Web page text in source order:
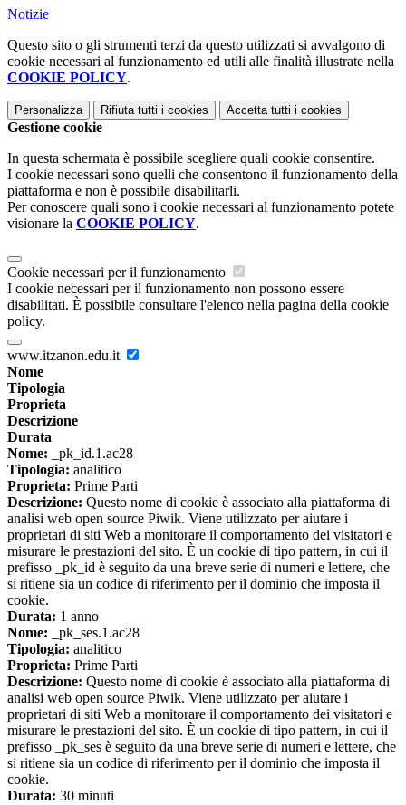
Notizie
Questo sito o gli strumenti terzi da questo utilizzati si avvalgono di
cookie necessari al funzionamento ed utili alle finalità illustrate nella
COOKIE POLICY.
Personalizza Rifiuta tutti i cookies Accetta tutti i cookies
Gestione cookie
In questa schermata è possibile scegliere quali cookie consentire.
I cookie necessari sono quelli che consentono il funzionamento della
piattaforma e non è possibile disabilitarli.
Per conoscere quali sono i cookie necessari al funzionamento potete
visionare la COOKIE POLICY.
Cookie necessari per il funzionamento
I cookie necessari per il funzionamento non possono essere
disabilitati. È possibile consultare l'elenco nella pagina della cookie
policy.
www.itzanon.edu.it
Nome
Tipologia
Proprieta
Descrizione
Durata
Nome: _pk_id.1.ac28
Tipologia: analitico
Proprieta: Prime Parti
Descrizione: Questo nome di cookie è associato alla piattaforma di
analisi web open source Piwik. Viene utilizzato per aiutare i
proprietari di siti Web a monitorare il comportamento dei visitatori e
misurare le prestazioni del sito. È un cookie di tipo pattern, in cui il
prefisso _pk_id è seguito da una breve serie di numeri e lettere, che
si ritiene sia un codice di riferimento per il dominio che imposta il
cookie.
Durata: 1 anno
Nome: _pk_ses.1.ac28
Tipologia: analitico
Proprieta: Prime Parti
Descrizione: Questo nome di cookie è associato alla piattaforma di
analisi web open source Piwik. Viene utilizzato per aiutare i
proprietari di siti Web a monitorare il comportamento dei visitatori e
misurare le prestazioni del sito. È un cookie di tipo pattern, in cui il
prefisso _pk_ses è seguito da una breve serie di numeri e lettere, che
si ritiene sia un codice di riferimento per il dominio che imposta il
cookie.
Durata: 30 minuti